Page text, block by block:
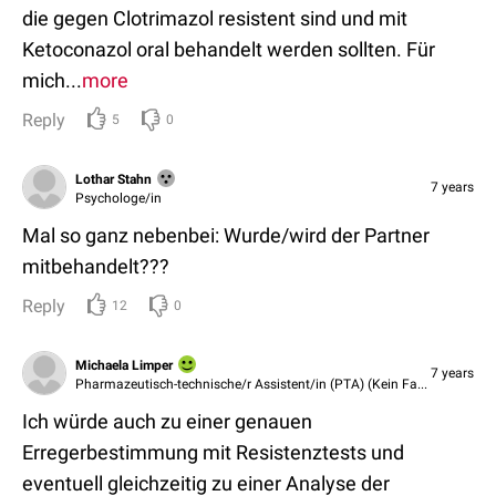
die gegen Clotrimazol resistent sind und mit
Ketoconazol oral behandelt werden sollten. Für
mich...more
Reply 5 0
Lothar Stahn
Psychologe/in
7 years
Mal so ganz nebenbei: Wurde/wird der Partner
mitbehandelt???
Reply 12 0
Michaela Limper
Pharmazeutisch-technische/r Assistent/in (PTA) (Kein Fachbereich)
7 years
Ich würde auch zu einer genauen
Erregerbestimmung mit Resistenztests und
eventuell gleichzeitig zu einer Analyse der